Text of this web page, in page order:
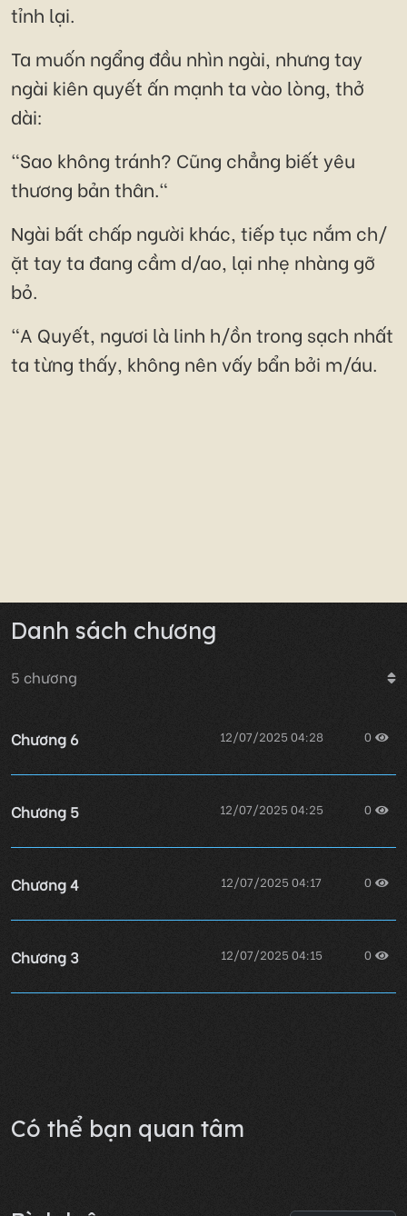
tỉnh lại.
Ta muốn ngẩng đầu nhìn ngài, nhưng tay
ngài kiên quyết ấn mạnh ta vào lòng, thở
dài:
"Sao không tránh? Cũng chẳng biết yêu
thương bản thân."
Ngài bất chấp người khác, tiếp tục nắm ch/
ặt tay ta đang cầm d/ao, lại nhẹ nhàng gỡ
bỏ.
"A Quyết, ngươi là linh h/ồn trong sạch nhất
ta từng thấy, không nên vấy bẩn bởi m/áu.
Danh sách chương
5 chương
Chương 6 12/07/2025 04:28 0
Chương 5 12/07/2025 04:25 0
Chương 4 12/07/2025 04:17 0
Chương 3 12/07/2025 04:15 0
Có thể bạn quan tâm